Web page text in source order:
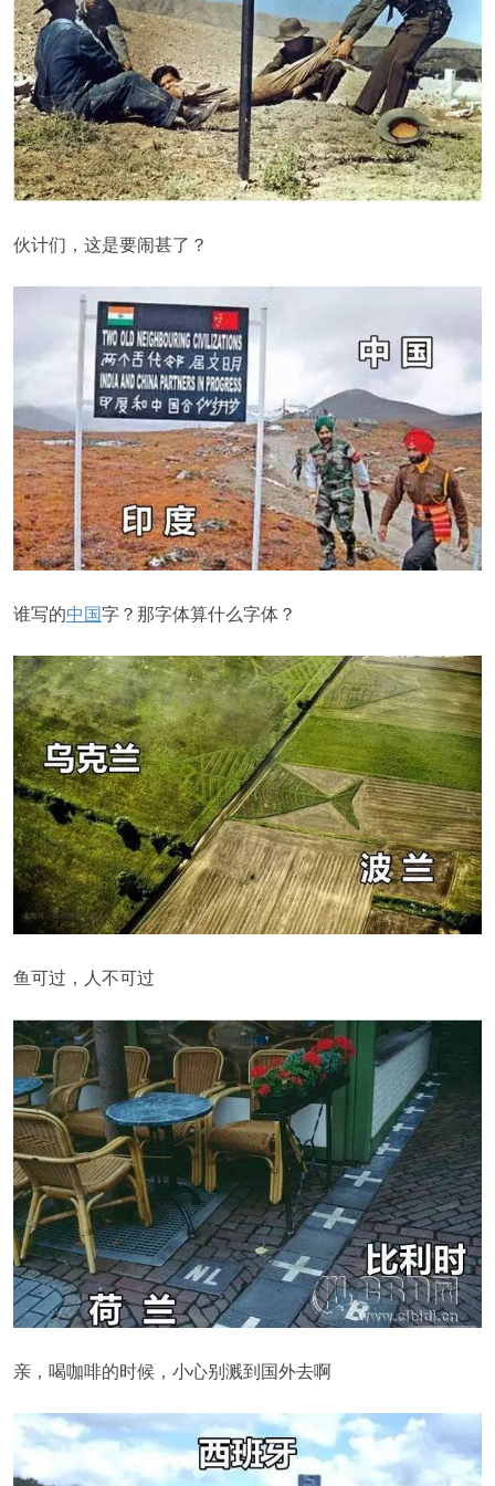
伙计们，这是要闹甚了？
谁写的中国字？那字体算什么字体？
鱼可过，人不可过
亲，喝咖啡的时候，小心别溅到国外去啊